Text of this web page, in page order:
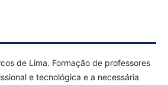
de Lima. Formação de professores
e tecnológica e a necessária